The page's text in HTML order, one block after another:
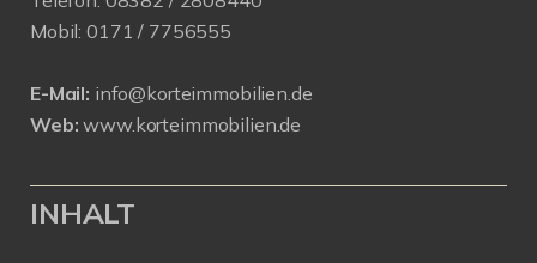
Mobil: 0171 / 7756555
E-Mail: info@korteimmobilien.de
Web: www.korteimmobilien.de
INHALT